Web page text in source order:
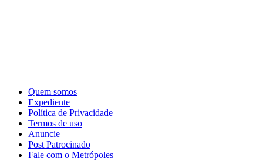
Quem somos
Expediente
Política de Privacidade
Termos de uso
Anuncie
Post Patrocinado
Fale com o Metrópoles